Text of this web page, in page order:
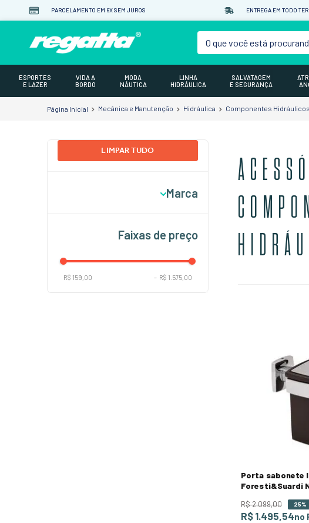
PARCELAMENTO EM 6X SEM JUROS ENTREGA EM TODO
O que você está
ESPORTES
E LAZER
VIDA A
BORDO
MODA
NÁUTICA
LINHA
HIDRÁULICA
SALVATAGEM
E SEGURANÇA
Mecânica e Manutenção Hidráulica Componentes Hidráulicos
Marca
Regatta
Faixas de preço
R$ 159,00 – R$ 1.575,00
LIMPAR TUDO
Porta sabonete
Foresti&Suardi
R$2.099,00 25%
R$ 1.495,54no